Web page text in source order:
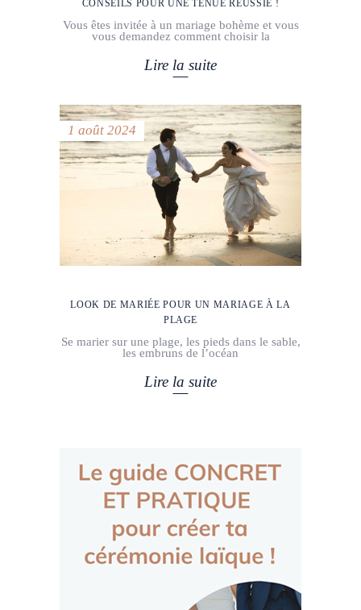
CONSEILS POUR UNE TENUE RÉUSSIE !
Vous êtes invitée à un mariage bohème et vous
vous demandez comment choisir la
Lire la suite
1 août 2024
LOOK DE MARIÉE POUR UN MARIAGE À LA
PLAGE
Se marier sur une plage, les pieds dans le sable,
les embruns de l’océan
Lire la suite